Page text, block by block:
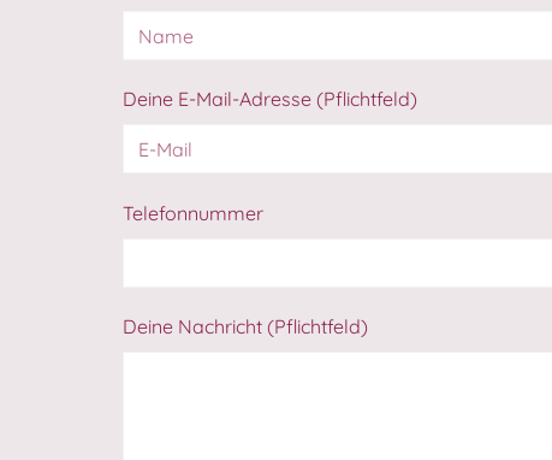
Deine E-Mail-Adresse (Pflichtfeld)
Telefonnummer
Deine Nachricht (Pflichtfeld)